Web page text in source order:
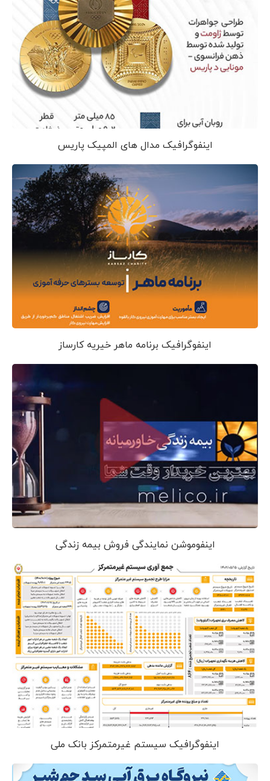
اینفوگرافیک مدال های المپیک پاریس
اینفوگرافیک برنامه ماهر خیریه کارساز
اینفوموشن نمایندگی فروش بیمه زندگی
اینفوگرافیک سیستم غیرمتمرکز بانک ملی